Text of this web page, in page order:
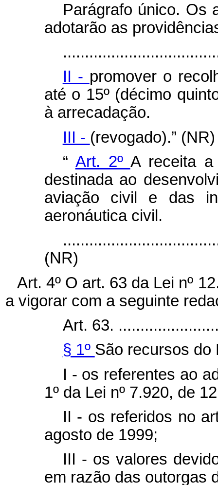
Parágrafo único. Os
adotarão as
II - promover o
até o 15º (décimo
à arrecadação.
III - (revogado).” (NR)
“ Art. 2º A receita
destinada ao
aviação civil e das
aeronáutica civil.
(NR)
Art. 4º O art. 63 da Lei nº
a vigorar com a seguinte
Art. 63.
§ 1º São recursos do
I - os referentes ao
1º da Lei nº 7.920, de
II - os referidos no
agosto de 1999;
III - os valores
em razão das outorgas